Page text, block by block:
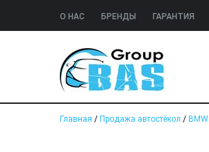
О НАС БРЕНДЫ ГАРАНТИЯ
Главная / Продажа автостёкол / BMW